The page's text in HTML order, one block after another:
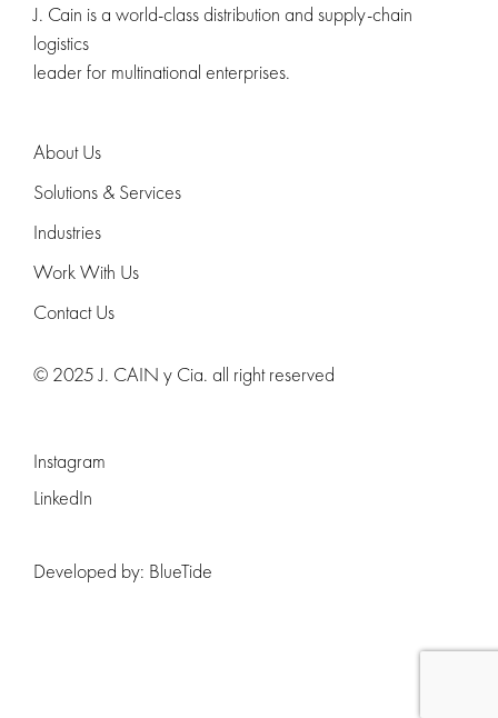
J. Cain is a world-class distribution and supply-chain
logistics
leader for multinational enterprises.
About Us
Solutions & Services
Industries
Work With Us
Contact Us
© 2025 J. CAIN y Cia. all right reserved
Instagram
LinkedIn
Developed by: BlueTide